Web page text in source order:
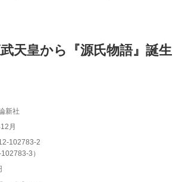
天皇から『源氏物語』誕生
新社
月
102783-2
3 ）